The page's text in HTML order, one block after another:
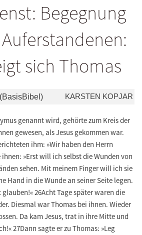
Begegnung
sich Thomas
KARSTEN KOPJAR
genannt wird, gehörte zum Kreis der
gewesen, als Jesus gekommen war.
ihm: »Wir haben den Herrn
ihnen: »Erst will ich selbst die Wunden von
sehen. Mit meinem Finger will ich sie
Hand in die Wunde an seiner Seite legen.
26Acht Tage später waren die
Diesmal war Thomas bei ihnen. Wieder
Da kam Jesus, trat in ihre Mitte und
27Dann sagte er zu Thomas: »Leg